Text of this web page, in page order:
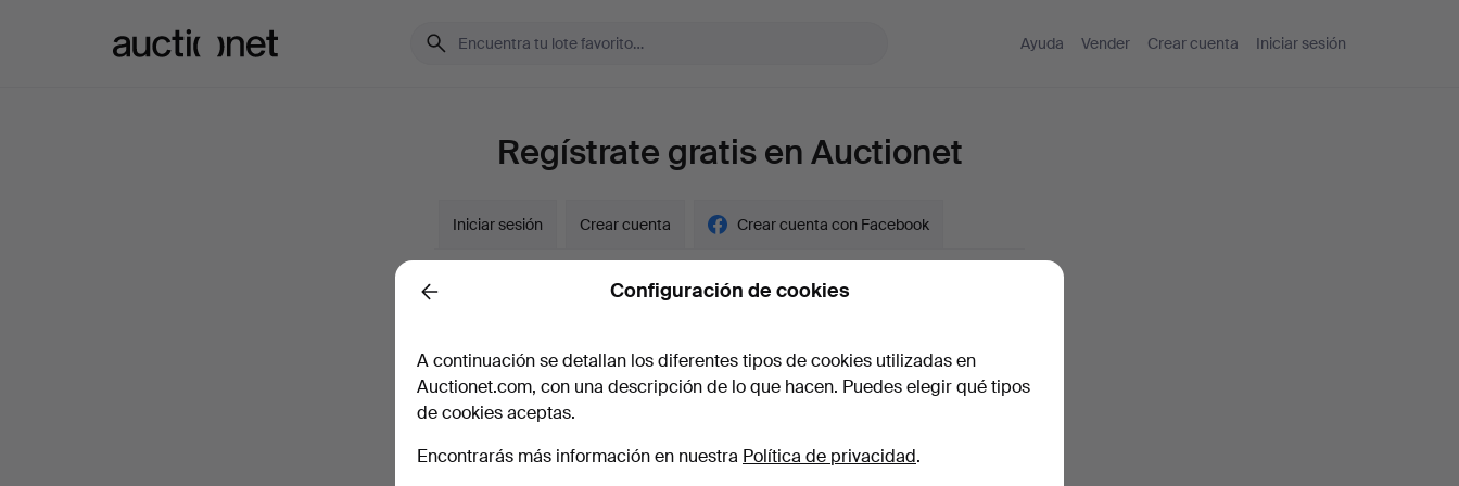
Ayuda Vender Crear cuenta Iniciar sesión
Regístrate gratis en Auctionet
Iniciar sesión Crear cuenta Crear cuenta con Facebook
¿Quieres crear una cuenta de empresa?
Correo electrónico
Back Configuración de cookies
A continuación se detallan los diferentes tipos de cookies utilizadas en
Auctionet.com, con una descripción de lo que hacen. Puedes elegir qué tipos
de cookies aceptas.
Encontrarás más información en nuestra Política de privacidad.